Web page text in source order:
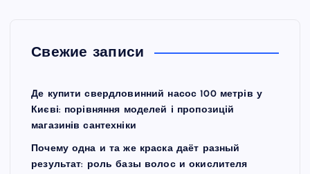
Свежие записи
Де купити свердловинний насос 100 метрів у
Києві: порівняння моделей і пропозицій
магазинів сантехніки
Почему одна и та же краска даёт разный
результат: роль базы волос и окислителя